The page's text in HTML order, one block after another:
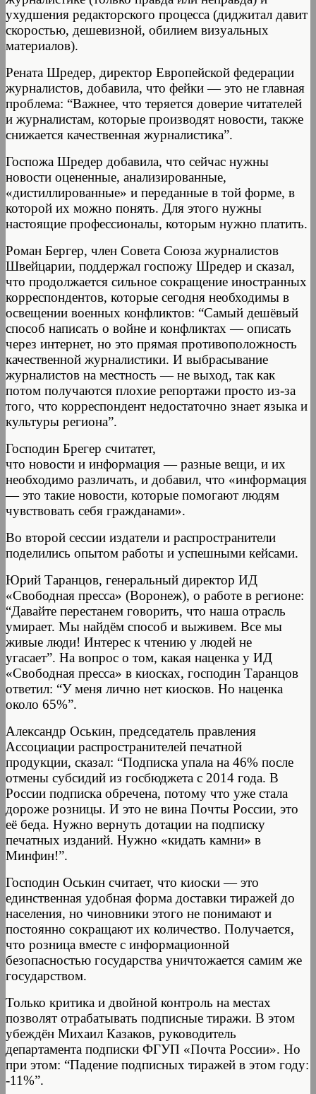
ухудшения редакторского процесса (диджитал давит
скоростью, дешевизной, обилием визуальных
материалов).
Рената Шредер, директор Европейской федерации
журналистов, добавила, что фейки — это не главная
проблема: “Важнее, что теряется доверие читателей
и журналистам, которые производят новости, также
снижается качественная журналистика”.
Госпожа Шредер добавила, что сейчас нужны
новости оцененные, анализированные,
«дистиллированные» и переданные в той форме, в
которой их можно понять. Для этого нужны
настоящие профессионалы, которым нужно платить.
Роман Бергер, член Совета Союза журналистов
Швейцарии, поддержал госпожу Шредер и сказал,
что продолжается сильное сокращение иностранных
корреспондентов, которые сегодня необходимы в
освещении военных конфликтов: “Самый дешёвый
способ написать о войне и конфликтах — описать
через интернет, но это прямая противоположность
качественной журналистики. И выбрасывание
журналистов на местность — не выход, так как
потом получаются плохие репортажи просто из-за
того, что корреспондент недостаточно знает языка и
культуры региона”.
Господин Брегер считатет,
что новости и информация — разные вещи, и их
необходимо различать, и добавил, что «информация
— это такие новости, которые помогают людям
чувствовать себя гражданами».
Во второй сессии издатели и распространители
поделились опытом работы и успешными кейсами.
Юрий Таранцов, генеральный директор ИД
«Свободная пресса» (Воронеж), о работе в регионе:
“Давайте перестанем говорить, что наша отрасль
умирает. Мы найдём способ и выживем. Все мы
живые люди! Интерес к чтению у людей не
угасает”. На вопрос о том, какая наценка у ИД
«Свободная пресса» в киосках, господин Таранцов
ответил: “У меня лично нет киосков. Но наценка
около 65%”.
Александр Оськин, председатель правления
Ассоциации распространителей печатной
продукции, сказал: “Подписка упала на 46% после
отмены субсидий из госбюджета с 2014 года. В
России подписка обречена, потому что уже стала
дороже розницы. И это не вина Почты России, это
её беда. Нужно вернуть дотации на подписку
печатных изданий. Нужно «кидать камни» в
Минфин!”.
Господин Оськин считает, что киоски — это
единственная удобная форма доставки тиражей до
населения, но чиновники этого не понимают и
постоянно сокращают их количество. Получается,
что розница вместе с информационной
безопасностью государства уничтожается самим же
государством.
Только критика и двойной контроль на местах
позволят отрабатывать подписные тиражи. В этом
убеждён Михаил Казаков, руководитель
департамента подписки ФГУП «Почта России». Но
при этом: “Падение подписных тиражей в этом году:
-11%”.